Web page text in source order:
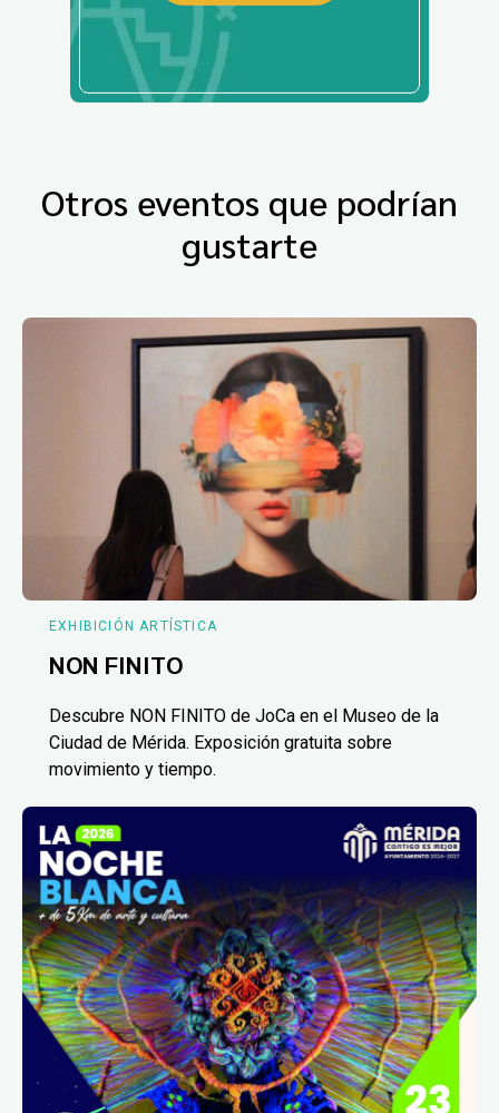
Otros eventos que podrían
gustarte
EXHIBICIÓN ARTÍSTICA
NON FINITO
Descubre NON FINITO de JoCa en el Museo de la
Ciudad de Mérida. Exposición gratuita sobre
movimiento y tiempo.